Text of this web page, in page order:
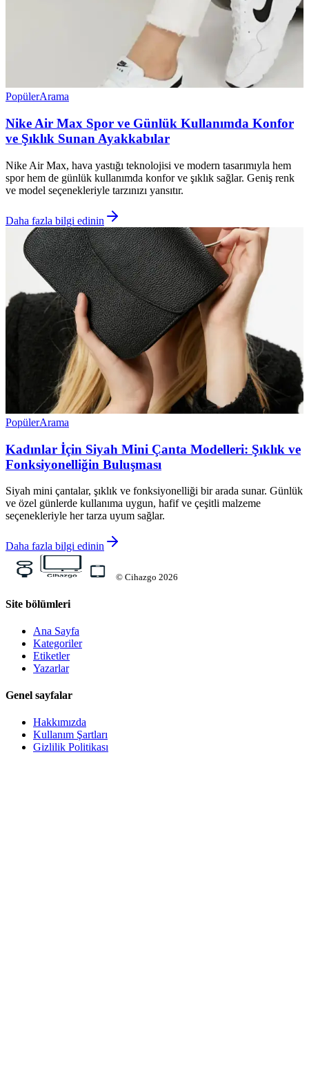
PopülerArama
Nike Air Max Spor ve Günlük Kullanımda Konfor
ve Şıklık Sunan Ayakkabılar
Nike Air Max, hava yastığı teknolojisi ve modern tasarımıyla hem
spor hem de günlük kullanımda konfor ve şıklık sağlar. Geniş renk
ve model seçenekleriyle tarzınızı yansıtır.
Daha fazla bilgi edinin
PopülerArama
Kadınlar İçin Siyah Mini Çanta Modelleri: Şıklık ve
Fonksiyonelliğin Buluşması
Siyah mini çantalar, şıklık ve fonksiyonelliği bir arada sunar. Günlük
ve özel günlerde kullanıma uygun, hafif ve çeşitli malzeme
seçenekleriyle her tarza uyum sağlar.
Daha fazla bilgi edinin
© Cihazgo 2026
Site bölümleri
Ana Sayfa
Kategoriler
Etiketler
Yazarlar
Genel sayfalar
Hakkımızda
Kullanım Şartları
Gizlilik Politikası